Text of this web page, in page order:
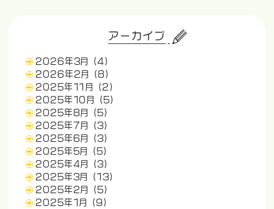
アーカイブ
2026年3月
(4)
2026年2月
(8)
2025年11月
(2)
2025年10月
(5)
2025年8月
(5)
2025年7月
(3)
2025年6月
(3)
2025年5月
(5)
2025年4月
(3)
2025年3月
(13)
2025年2月
(5)
2025年1月
(9)